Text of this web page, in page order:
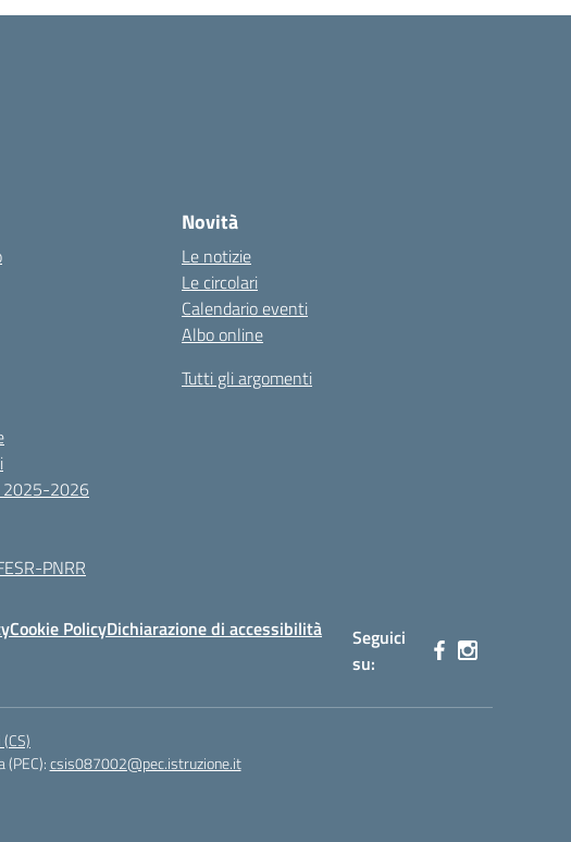
2025-2026
PNRR
Novità
Le notizie
Le circolari
Calendario eventi
Albo online
Tutti gli argomenti
Cookie PolicyDichiarazione di accessibilità
Seguici
su:
csis087002@pec.istruzione.it